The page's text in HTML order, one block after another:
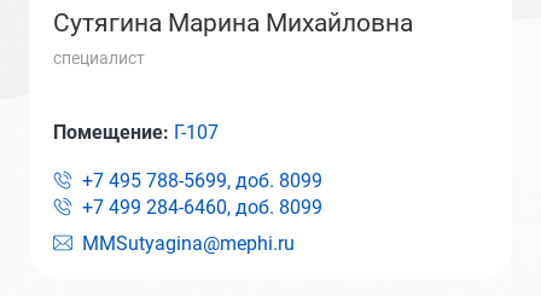
Сутягина Марина Михайловна
специалист
MMSutyagina@mephi.ru
Помещение: Г-107
+7 495 788-5699, доб. 8099
+7 499 284-6460, доб. 8099